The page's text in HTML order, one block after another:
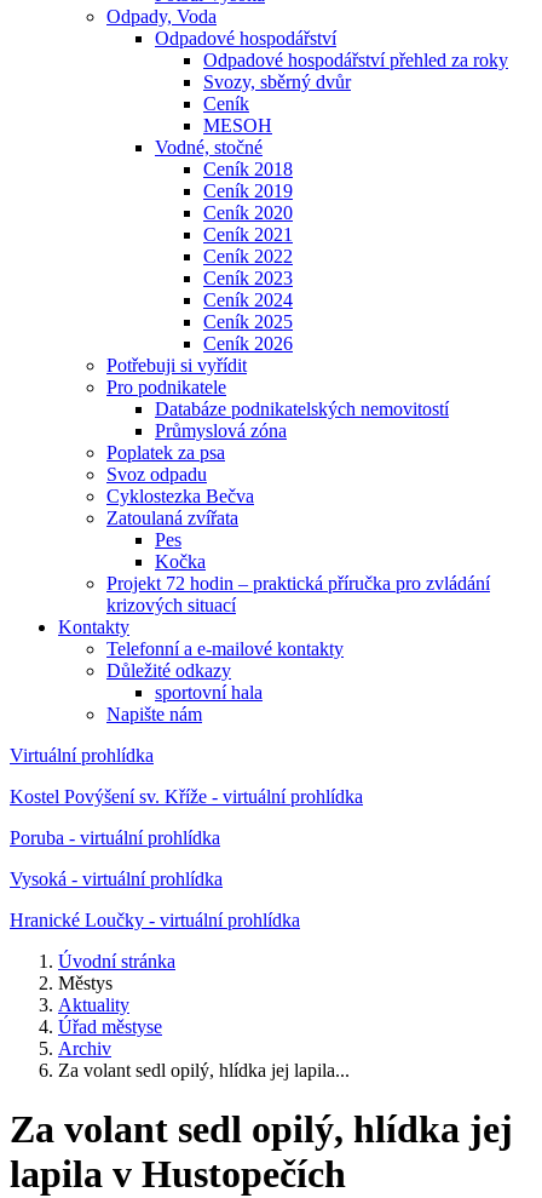
Odpady, Voda
Odpadové hospodářství
Odpadové hospodářství přehled za roky
Svozy, sběrný dvůr
Ceník
MESOH
Vodné, stočné
Ceník 2018
Ceník 2019
Ceník 2020
Ceník 2021
Ceník 2022
Ceník 2023
Ceník 2024
Ceník 2025
Ceník 2026
Potřebuji si vyřídit
Pro podnikatele
Databáze podnikatelských nemovitostí
Průmyslová zóna
Poplatek za psa
Svoz odpadu
Cyklostezka Bečva
Zatoulaná zvířata
Pes
Kočka
Projekt 72 hodin – praktická příručka pro zvládání
krizových situací
Kontakty
Telefonní a e-mailové kontakty
Důležité odkazy
sportovní hala
Napište nám
Virtuální prohlídka
Kostel Povýšení sv. Kříže - virtuální prohlídka
Poruba - virtuální prohlídka
Vysoká - virtuální prohlídka
Hranické Loučky - virtuální prohlídka
Úvodní stránka
Městys
Aktuality
Úřad městyse
Archiv
Za volant sedl opilý, hlídka jej lapila...
Za volant sedl opilý, hlídka jej
lapila v Hustopečích